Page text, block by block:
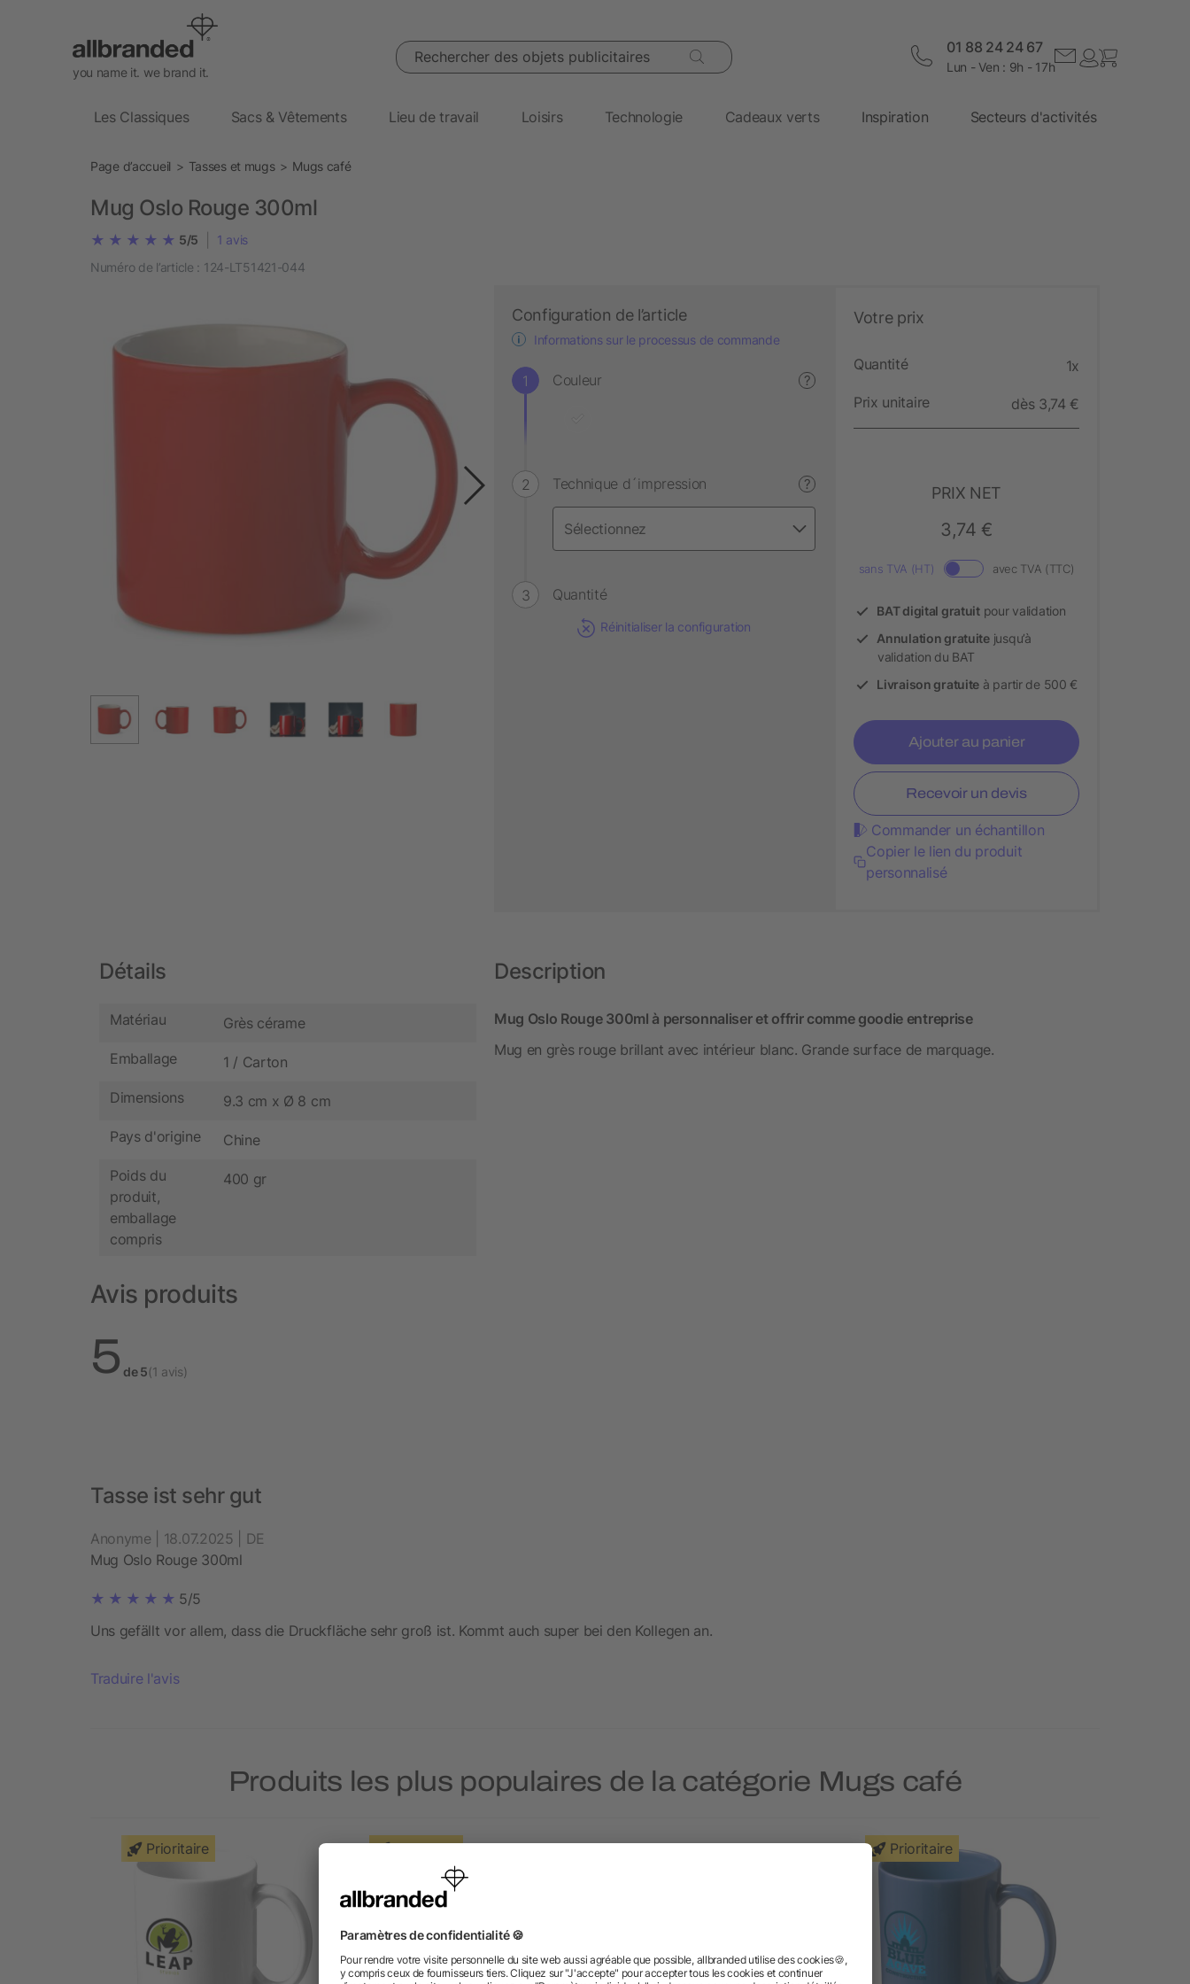
you name it. we brand it.
Rechercher des objets publicitaires 01 88 24 24 67
Lun - Ven : 9h - 17h
Les Classiques Sacs & Vêtements Lieu de travail Loisirs Technologie Cadeaux verts Inspiration Secteurs d'activités
Page d’accueil Tasses et mugs Mugs café
Mug Oslo Rouge 300ml
5/5 1 avis
Numéro de l’article : 124-LT51421-044
Configuration de l’article
Informations sur le processus de commande
Couleur ?
Technique d´impression ?
Quantité
Réinitialiser la configuration
Votre prix
Quantité 1x
Prix unitaire dès 3,74 €
PRIX NET
3,74 €
sans TVA (HT) avec TVA (TTC)
BAT digital gratuitpour validation
Annulation gratuitejusqu’à
validation du BAT
Livraison gratuite à partir de 500 €
Ajouter au panier
Recevoir un devis
Commander un échantillon
Copier le lien du produit
personnalisé
Détails
Matériau Grès cérame
Emballage 1 / Carton
Dimensions 9.3 cm x Ø 8 cm
Pays d'origine Chine
Poids du
produit,
emballage
compris
400 gr
Description
Mug Oslo Rouge 300ml à personnaliser et offrir comme goodie entreprise
Mug en grès rouge brillant avec intérieur blanc. Grande surface de marquage.
Avis produits
5 de 5(1 avis)
Tasse ist sehr gut
Anonyme | 18.07.2025 | DE
Mug Oslo Rouge 300ml
5/5
Uns gefällt vor allem, dass die Druckfläche sehr groß ist. Kommt auch super bei den Kollegen an.
Traduire l'avis
Produits les plus populaires de la catégorie Mugs café
Prioritaire Prioritaire Prioritaire